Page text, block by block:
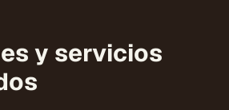
y servicios